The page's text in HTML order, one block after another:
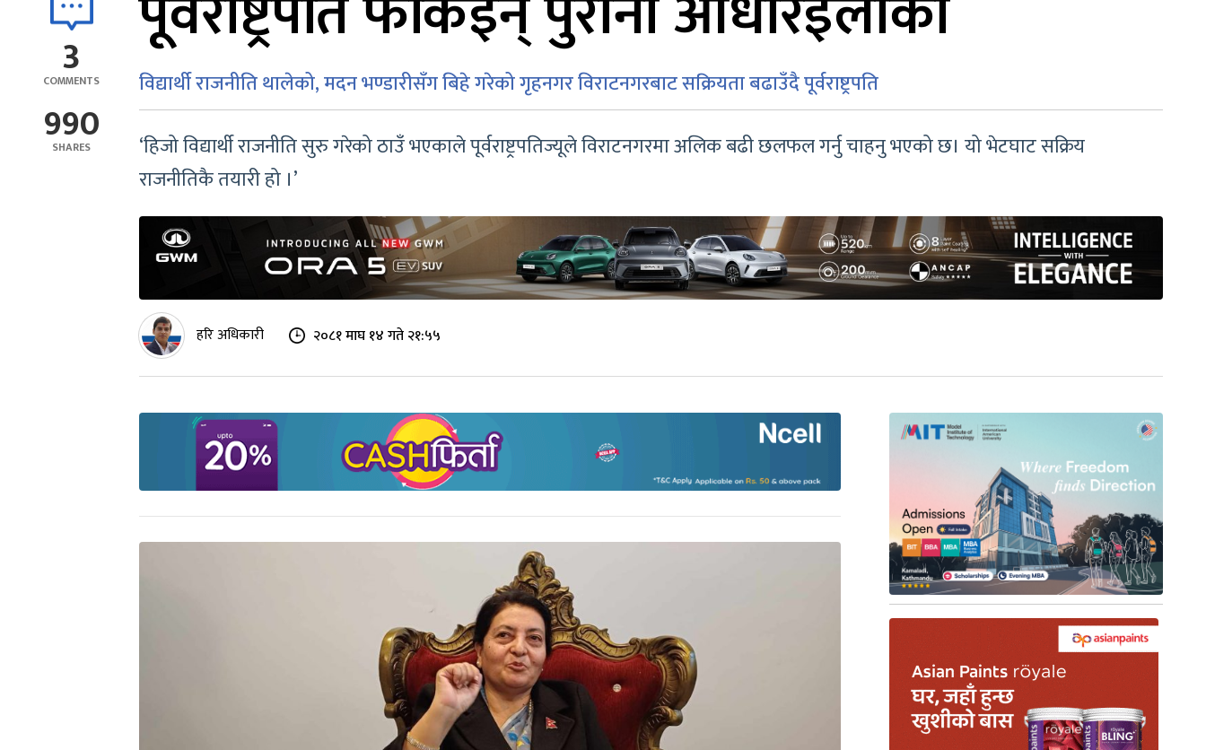
3
COMMENTS
990
SHARES
विद्यार्थी राजनीति थालेको, मदन भण्डारीसँग बिहे गरेको गृहनगर विराटनगरबाट सक्रियता बढाउँदै पूर्वराष्ट्रपति
‘हिजो विद्यार्थी राजनीति सुरु गरेको ठाउँ भएकाले पूर्वराष्ट्रपतिज्यूले विराटनगरमा अलिक बढी छलफल गर्नु चाहनु भएको छ। यो भेटघाट सक्रिय
राजनीतिकै तयारी हो ।’
हरि अधिकारी २०८१ माघ १४ गते २१:५५